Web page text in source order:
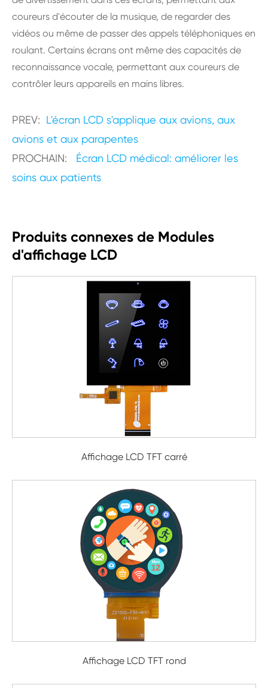
coureurs d'écouter de la musique, de regarder des
vidéos ou même de passer des appels téléphoniques en
roulant. Certains écrans ont même des capacités de
reconnaissance vocale, permettant aux coureurs de
contrôler leurs appareils en mains libres.
PREV: L'écran LCD s'applique aux avions, aux
avions et aux parapentes
PROCHAIN: Écran LCD médical: améliorer les
soins aux patients
Produits connexes de Modules
d'affichage LCD
Affichage LCD TFT carré
Affichage LCD TFT rond